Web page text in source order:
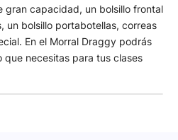
gran capacidad, un bolsillo frontal
un bolsillo portabotellas, correas
En el Morral Draggy podrás
necesitas para tus clases